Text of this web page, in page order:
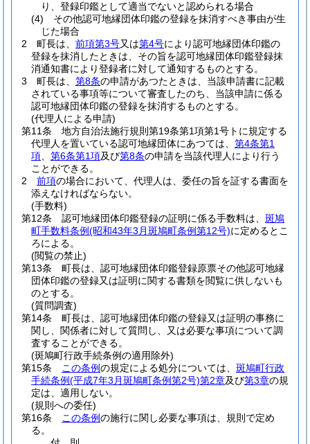
り、登録印鑑として適当でないと認められる場合
(4)
その他認可地縁団体印鑑の登録を抹消すべき事由が生
じた場合
2
町長は、 前項第3号又は第4号により認可地縁団体印鑑の
登録を抹消したときは、その旨を認可地縁団体印鑑登録抹
消通知書により登録者に対して通知するものとする。
3
町長は、 第8条の申請があつたときは、当該申請書に記載
されている事項等について審査したのち、当該申請に係る
認可地縁団体印鑑の登録を抹消するものとする。
(代理人による申請)
第11条
地方自治法施行規則第19条第1項第1号トに規定する
代理人を置いている認可地縁団体にあつては、 第4条第1
項
第6条第1項及び第8条の申請を当該代理人により行う
ことができる。
2
前項の場合において、代理人は、委任の旨を証する書面を
添えなければならない。
(手数料)
第12条
認可地縁団体印鑑登録の証明に係る手数料は、 斑鳩
町手数料条例(昭和43年3月斑鳩町条例第12号)に定めるとこ
ろによる。
(閲覧の禁止)
第13条
町長は、認可地縁団体印鑑登録原票その他認可地縁
団体印鑑の登録又は証明に関する書類を閲覧に供しないも
のとする。
(質問調査)
第14条
町長は、認可地縁団体印鑑の登録又は証明の事務に
関し、関係者に対して質問し、又は必要な事項について調
査することができる。
(斑鳩町行政手続条例の適用除外)
第15条
この条例の規定による処分については、 斑鳩町行政
手続条例(平成7年3月斑鳩町条例第2号)第2章及び第3章の規
定は、適用しない。
(規則への委任)
第16条
この条例の施行に関し必要な事項は、規則で定め
る。